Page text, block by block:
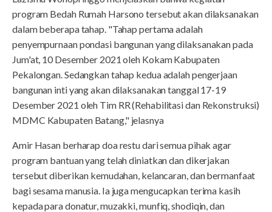
program Bedah Rumah Harsono tersebut akan dilaksanakan
dalam beberapa tahap. "Tahap pertama adalah
penyempurnaan pondasi bangunan yang dilaksanakan pada
Jum'at, 10 Desember 2021 oleh Kokam Kabupaten
Pekalongan. Sedangkan tahap kedua adalah pengerjaan
bangunan inti yang akan dilaksanakan tanggal 17-19
Desember 2021 oleh Tim RR (Rehabilitasi dan Rekonstruksi)
MDMC Kabupaten Batang," jelasnya
Amir Hasan berharap doa restu dari semua pihak agar
program bantuan yang telah diniatkan dan dikerjakan
tersebut diberikan kemudahan, kelancaran, dan bermanfaat
bagi sesama manusia. Ia juga mengucapkan terima kasih
kepada para donatur, muzakki, munfiq, shodiqin, dan